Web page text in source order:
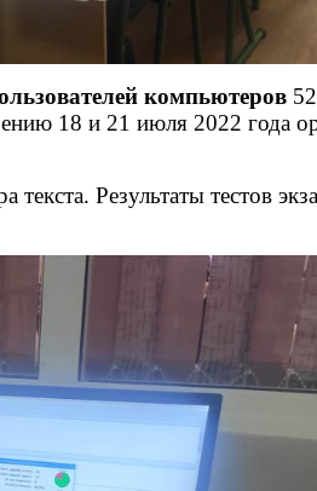
компьютеров
18 и 21 июля 2022 года
Результаты тестов